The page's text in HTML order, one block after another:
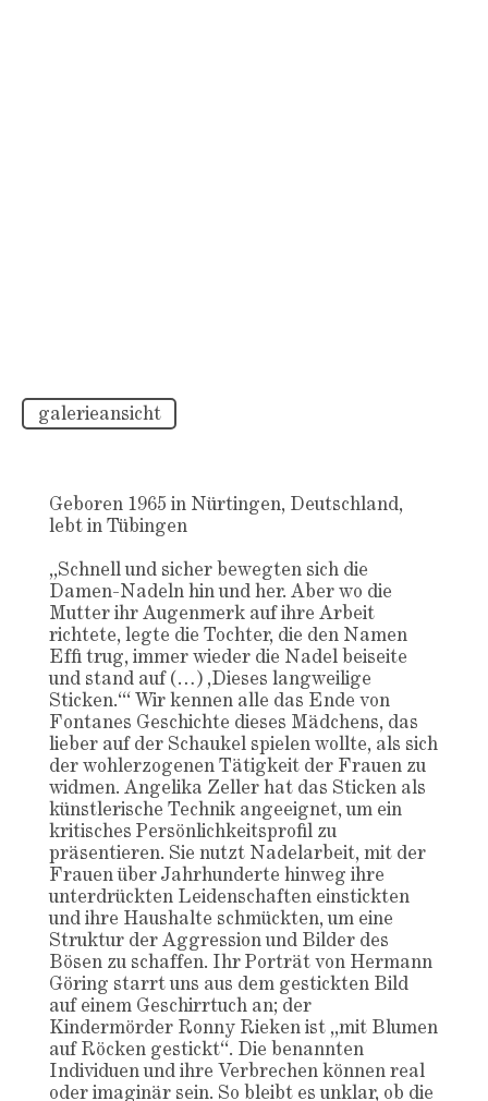
galerieansicht
Geboren 1965 in Nürtingen, Deutschland,
lebt in Tübingen
„Schnell und sicher bewegten sich die
Damen-Nadeln hin und her. Aber wo die
Mutter ihr Augenmerk auf ihre Arbeit
richtete, legte die Tochter, die den Namen
Effi trug, immer wieder die Nadel beiseite
und stand auf (…) ‚Dieses langweilige
Sticken.‘“ Wir kennen alle das Ende von
Fontanes Geschichte dieses Mädchens, das
lieber auf der Schaukel spielen wollte, als sich
der wohlerzogenen Tätigkeit der Frauen zu
widmen. Angelika Zeller hat das Sticken als
künstlerische Technik angeeignet, um ein
kritisches Persönlichkeitsprofil zu
präsentieren. Sie nutzt Nadelarbeit, mit der
Frauen über Jahrhunderte hinweg ihre
unterdrückten Leidenschaften einstickten
und ihre Haushalte schmückten, um eine
Struktur der Aggression und Bilder des
Bösen zu schaffen. Ihr Porträt von Hermann
Göring starrt uns aus dem gestickten Bild
auf einem Geschirrtuch an; der
Kindermörder Ronny Rieken ist „mit Blumen
auf Röcken gestickt“. Die benannten
Individuen und ihre Verbrechen können real
oder imaginär sein. So bleibt es unklar, ob die